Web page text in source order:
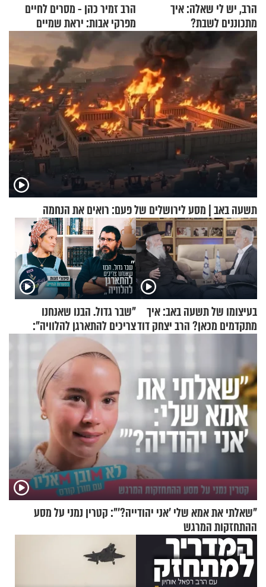
הרב, יש לי שאלה: איך
מתכוננים לשבת?
הרב זמיר כהן - מסרים לחיים
מפרקי אבות: יראת שמיים
תשעה באב | מסע לירושלים של פעם: רואים את הנחמה
בעיצומו של תשעה באב: איך
מתקדמים מכאן? הרב יצחק דוד
"שבר גדול. הבנו שאנחנו
צריכים להתארגן להלוויה":
זוגיות במבחן, הפעם עם מרים
וגד דנינו
"שאלתי את אמא שלי 'אני יהודייה?'": קטרין נמני על מסע
ההתחזקות המרגש